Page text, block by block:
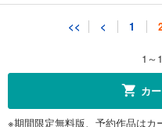
<< < 1
1～
カ
※期間限定無料版、予約作品はカ